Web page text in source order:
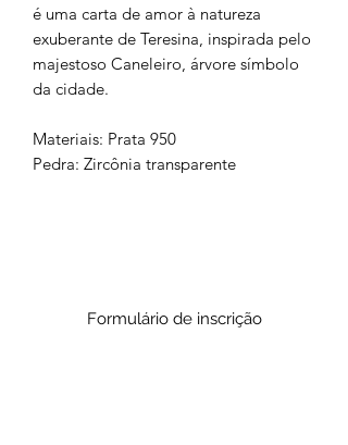
é uma carta de amor à natureza
exuberante de Teresina, inspirada pelo
majestoso Caneleiro, árvore símbolo
da cidade.
Materiais: Prata 950
Pedra: Zircônia transparente
Formulário de inscrição